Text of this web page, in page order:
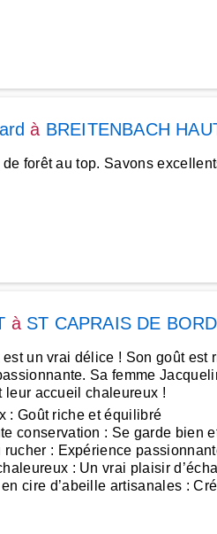
à BREITENBACH
forêt au top. Savons
à ST CAPRAIS DE
est un vrai délice ! Son goût
Sa femme
accueil chaleureux !
: Goût riche et équilibré
conservation : Se garde bien
: Expérience
: Un vrai plaisir
cire d’abeille artisanales :